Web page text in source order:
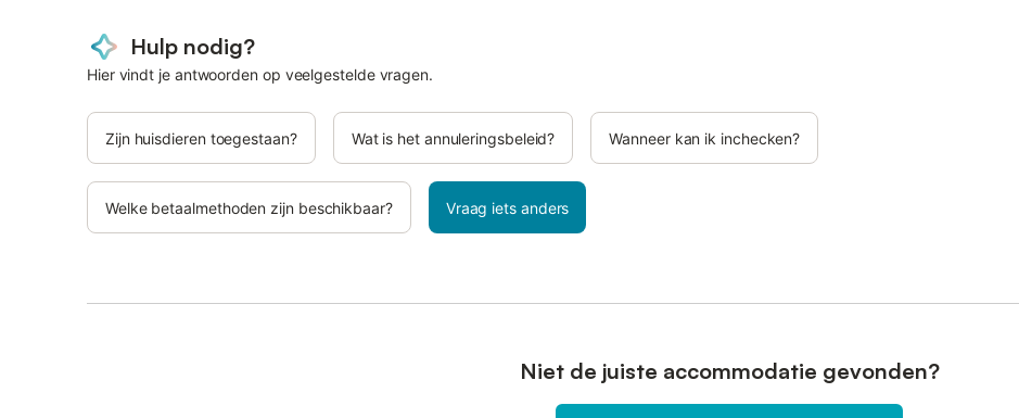
Hulp nodig?
Hier vindt je antwoorden op veelgestelde vragen.
Zijn huisdieren toegestaan? Wat is het annuleringsbeleid? Wanneer kan ik inchecken?
Welke betaalmethoden zijn beschikbaar? Vraag iets anders
Niet de juiste accommodatie gevonden?